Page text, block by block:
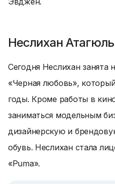
Неслихан
Сегодня Неслихан занятa
«Черная любовь»,
годы. Кроме работы в
заниматься модельным
дизайнерскую и
обувь. Неслихан стала
«Puma».